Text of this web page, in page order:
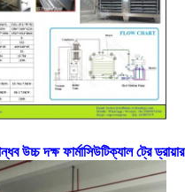
উচ্চ দক্ষ ফার্মাসিউটিক্যাল ট্রে ড্রায়ার